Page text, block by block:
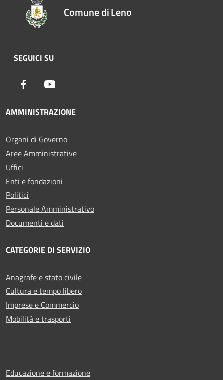
Comune di Leno
SEGUICI SU
Facebook
AMMINISTRAZIONE
Organi di Governo
Aree Amministrative
Uffici
Enti e fondazioni
Politici
Personale Amministrativo
Documenti e dati
CATEGORIE DI SERVIZIO
Anagrafe e stato civile
Cultura e tempo libero
Imprese e Commercio
Mobilità e trasporti
Educazione e formazione